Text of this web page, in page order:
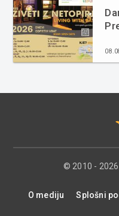
© 2010 -
O mediju Splošni